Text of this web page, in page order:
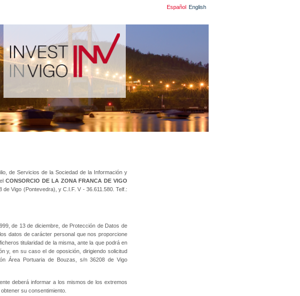
Español English
de Servicios de la Sociedad de la Información y
CONSORCIO DE LA ZONA FRANCA DE VIGO
Vigo (Pontevedra), y C.I.F. V - 36.611.580. Telf.:
de 13 de diciembre, de Protección de Datos de
datos de carácter personal que nos proporcione
titularidad de la misma, ante la que podrá en
y, en su caso el de oposición, dirigiendo solicitud
Área Portuaria de Bouzas, s/n 36208 de Vigo
deberá informar a los mismos de los extremos
su consentimiento.